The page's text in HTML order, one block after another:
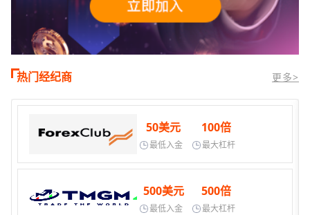
热门经纪商 更多>
50美元
最低入金
100倍
最大杠杆
500美元
最低入金
500倍
最大杠杆